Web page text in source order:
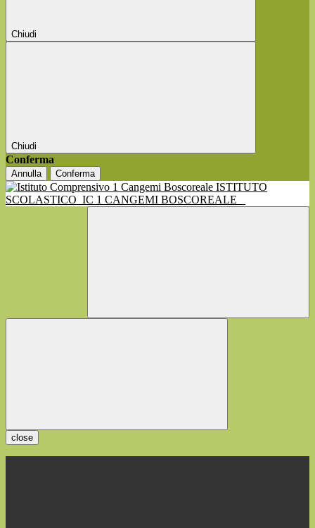
Chiudi
Chiudi
Conferma
Annulla Conferma
ISTITUTO
SCOLASTICO IC 1 CANGEMI BOSCOREALE
close